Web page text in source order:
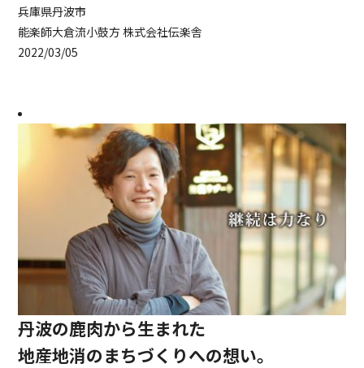
兵庫県丹波市
能楽師大倉流小鼓方 株式会社伝楽舎
2022/03/05
丹波の鹿肉から生まれた
地産地消のまちづくりへの想い。